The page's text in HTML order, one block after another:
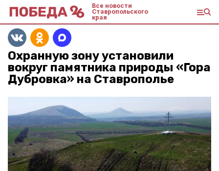
Все новости
Ставропольского
края
Охранную зону установили
вокруг памятника природы «Гора
Дубровка» на Ставрополье